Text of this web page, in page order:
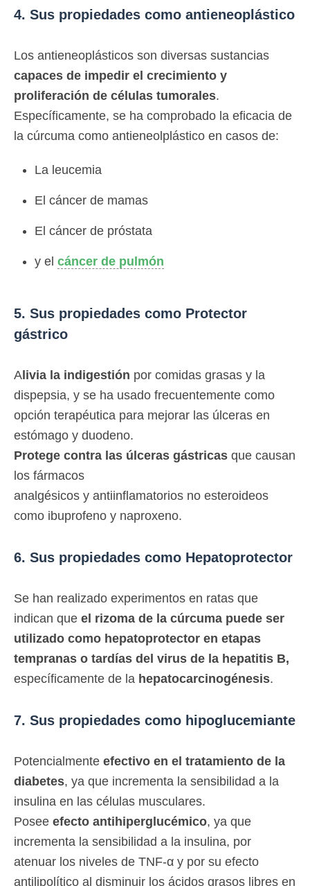
4. Sus propiedades como antieneoplástico
Los antieneoplásticos son diversas sustancias
capaces de impedir el crecimiento y
proliferación de células tumorales.
Específicamente, se ha comprobado la eficacia de
la cúrcuma como antieneolplástico en casos de:
La leucemia
El cáncer de mamas
El cáncer de próstata
y el cáncer de pulmón
5. Sus propiedades como Protector
gástrico
A livia la indigestión por comidas grasas y la
dispepsia, y se ha usado frecuentemente como
opción terapéutica para mejorar las úlceras en
estómago y duodeno.
Protege contra las úlceras gástricas que causan
los fármacos
analgésicos y antiinflamatorios no esteroideos
como ibuprofeno y naproxeno.
6. Sus propiedades como Hepatoprotector
Se han realizado experimentos en ratas que
indican que el rizoma de la cúrcuma puede ser
utilizado como hepatoprotector en etapas
tempranas o tardías del virus de la hepatitis B,
específicamente de la hepatocarcinogénesis.
7. Sus propiedades como hipoglucemiante
Potencialmente efectivo en el tratamiento de la
diabetes, ya que incrementa la sensibilidad a la
insulina en las células musculares.
Posee efecto antihiperglucémico, ya que
incrementa la sensibilidad a la insulina, por
atenuar los niveles de TNF-α y por su efecto
antilipolítico al disminuir los ácidos grasos libres en